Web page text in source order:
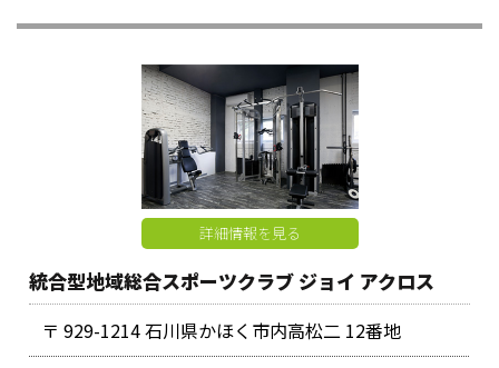
詳細情報を見る
統合型地域総合スポーツクラブ ジョイ アクロス
〒 929-1214 石川県かほく市内高松二 12番地